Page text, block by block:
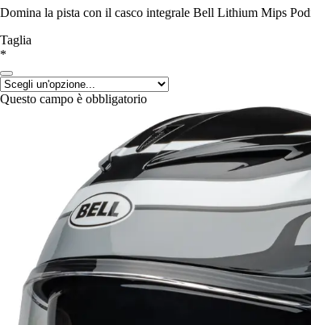
Domina la pista con il casco integrale Bell Lithium Mips
Taglia
*
Questo campo è obbligatorio